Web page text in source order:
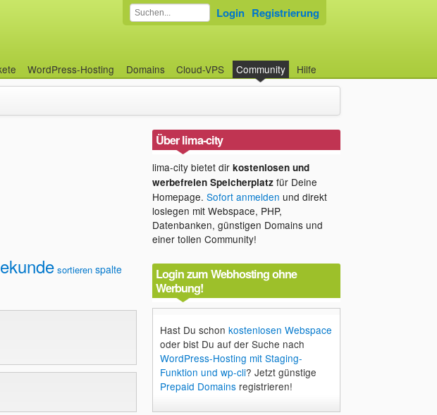
WordPress-Hosting Domains Cloud-VPS Community Hilfe
Login Registrierung
sortieren spalte
Über lima-city
lima-city bietet dir kostenlosen und
werbefreien Speicherplatzfür Deine
Homepage. Sofort anmelden und direkt
loslegen mit Webspace, PHP,
Datenbanken, günstigen Domains und
einer tollen Community!
Login zum Webhosting ohne
Werbung!
Hast Du schon kostenlosen Webspace
oder bist Du auf der Suche nach
WordPress-Hosting mit Staging-
Funktion und wp-cli? Jetzt günstige
Prepaid Domainsregistrieren!